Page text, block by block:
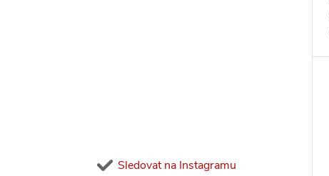
Sledovat na Instagramu
u